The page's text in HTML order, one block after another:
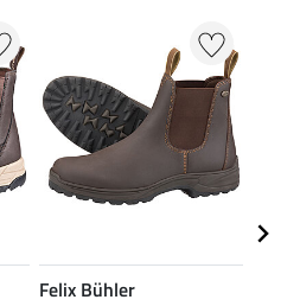
Felix Bühler